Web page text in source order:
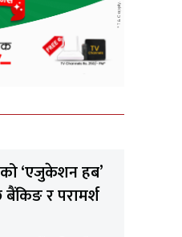
‘एजुकेशन हब’
र परामर्श